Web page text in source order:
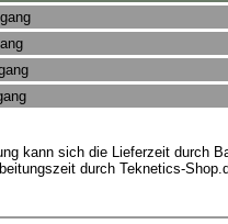
kann sich die Lieferzeit durch
durch Teknetics-